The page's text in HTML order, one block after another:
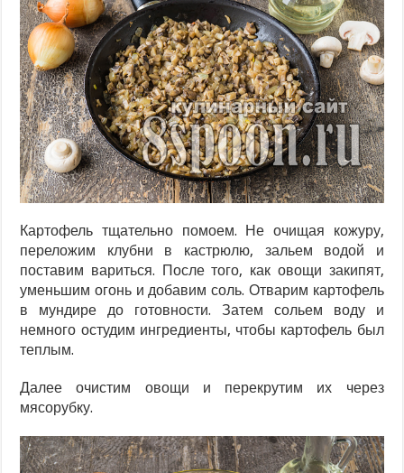
Картофель тщательно помоем. Не очищая кожуру,
переложим клубни в кастрюлю, зальем водой и
поставим вариться. После того, как овощи закипят,
уменьшим огонь и добавим соль. Отварим картофель
в мундире до готовности. Затем сольем воду и
немного остудим ингредиенты, чтобы картофель был
теплым.
Далее очистим овощи и перекрутим их через
мясорубку.